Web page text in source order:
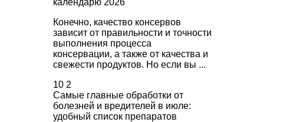
календарю 2026
Конечно, качество консервов
зависит от правильности и точности
выполнения процесса
консервации, а также от качества и
свежести продуктов. Но если вы ...
10 2
Самые главные обработки от
болезней и вредителей в июле:
удобный список препаратов